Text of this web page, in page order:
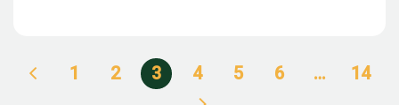
1 2 3 4 5 6 … 14